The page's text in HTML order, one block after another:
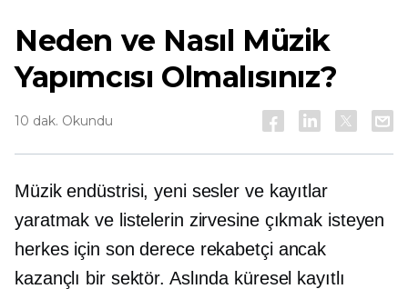
Neden ve Nasıl Müzik
Yapımcısı Olmalısınız?
10 dak. Okundu
Müzik endüstrisi, yeni sesler ve kayıtlar
yaratmak ve listelerin zirvesine çıkmak isteyen
herkes için son derece rekabetçi ancak
kazançlı bir sektör. Aslında küresel kayıtlı